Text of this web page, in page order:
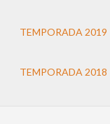
TEMPORADA 2019
TEMPORADA 2018